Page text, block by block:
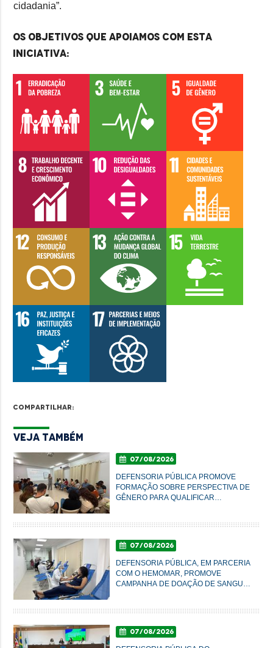
cidadania”.
Os objetivos que apoiamos com esta
iniciativa:
Compartilhar:
Veja Também
07/08/2026
DEFENSORIA PÚBLICA PROMOVE
FORMAÇÃO SOBRE PERSPECTIVA DE
GÊNERO PARA QUALIFICAR
07/08/2026
DEFENSORIA PÚBLICA, EM PARCERIA
COM O HEMOMAR, PROMOVE
CAMPANHA DE DOAÇÃO DE SANGUE
07/08/2026